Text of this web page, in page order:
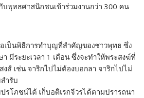
พุทธศาสนิกชนเข้าร่วมงานกว่า 300 คน
เป็นพิธีการทำบุญที่สำคัญของชาวพุทธ ซึ่ง
มีระยะเวลา 1 เดือน ซึ่งจะทำให้พระสงฆ์ที่
ส์ เช่น จาริกไปไม่ต้องบอกลา จาริกไปไม่
ำรับ
โภชน์ได้ เก็บอติเรกจีวรได้ตามปรารถนา